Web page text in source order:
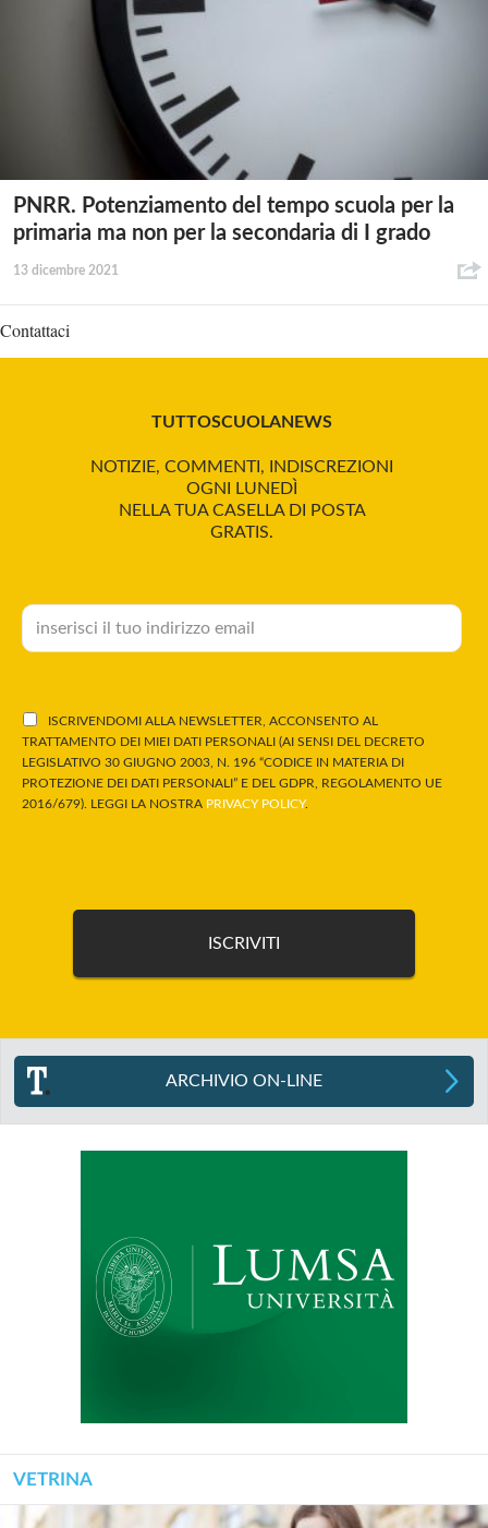
PNRR. Potenziamento del tempo scuola per la
primaria ma non per la secondaria di I grado
13 dicembre 2021
Contattaci
TUTTOSCUOLANEWS
NOTIZIE, COMMENTI, INDISCREZIONI
OGNI LUNEDÌ
NELLA TUA CASELLA DI POSTA
GRATIS.
ISCRIVENDOMI ALLA NEWSLETTER, ACCONSENTO AL
TRATTAMENTO DEI MIEI DATI PERSONALI (AI SENSI DEL DECRETO
LEGISLATIVO 30 GIUGNO 2003, N. 196 “CODICE IN MATERIA DI
PROTEZIONE DEI DATI PERSONALI” E DEL GDPR, REGOLAMENTO UE
2016/679). LEGGI LA NOSTRA PRIVACY POLICY.
ARCHIVIO ON-LINE
VETRINA